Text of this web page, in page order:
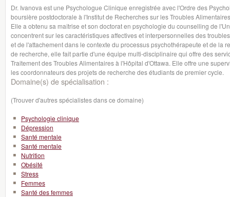
Dr. Ivanova est une Psychologue Clinique enregistrée avec l'Ordre des
boursière postdoctorale à l'Institut de Recherches sur les Troubles
Elle a obtenu sa maîtrise et son doctorat en psychologie du counselling de
concentrent sur les caractéristiques affectives et interpersonnelles des
et de l'attachement dans le contexte du processus psychothérapeute et de la
de recherche, elle fait partie d'une équipe multi-disciplinaire qui offre des
Traitement des Troubles Alimentaires à l'Hôpital d'Ottawa. Elle offre une
les coordonnateurs des projets de recherche des étudiants de premier cycle.
Domaine(s) de spécialisation :
(Trouver d'autres spécialistes dans ce domaine)
Psychologie clinique
Dépression
Santé mentale
Santé mentale
Nutrition
Obésité
Stress
Femmes
Santé des femmes